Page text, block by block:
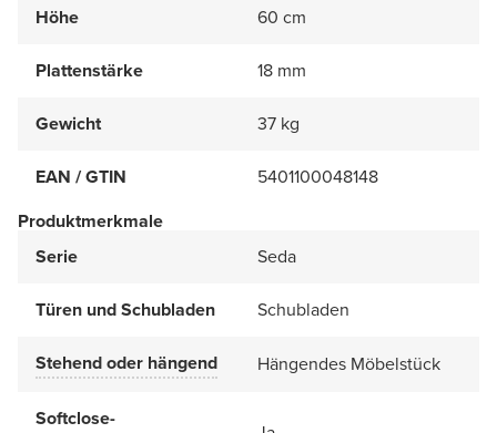
Höhe 60 cm
Plattenstärke 18 mm
Gewicht 37 kg
EAN / GTIN
5401100048148
Produktmerkmale
Serie
Seda
Türen und Schubladen Schubladen
Stehend oder hängend Hängendes Möbelstück
Softclose-